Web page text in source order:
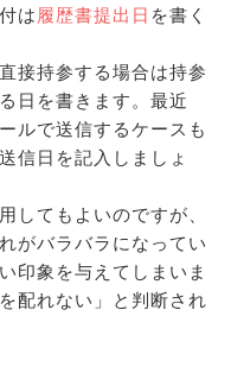
は履歴書提出日 を書く
接持参する場合は持参
日を書きます。最近
ルで送信するケースも
信日を記入しましょ
してもよいのですが、
がバラバラになってい
印象を与えてしまいま
配れない」と判断され